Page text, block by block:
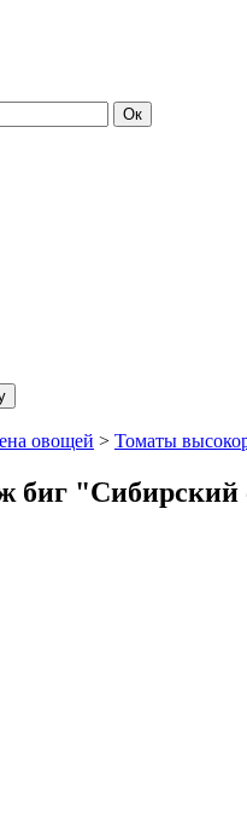
д. 16, стр. 1 Ок
овощей > Томаты
биг "Сибирский